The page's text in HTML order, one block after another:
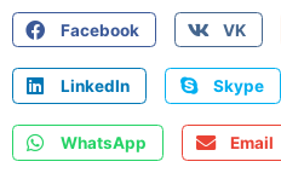
Facebook VK
LinkedIn Skype
WhatsApp Email